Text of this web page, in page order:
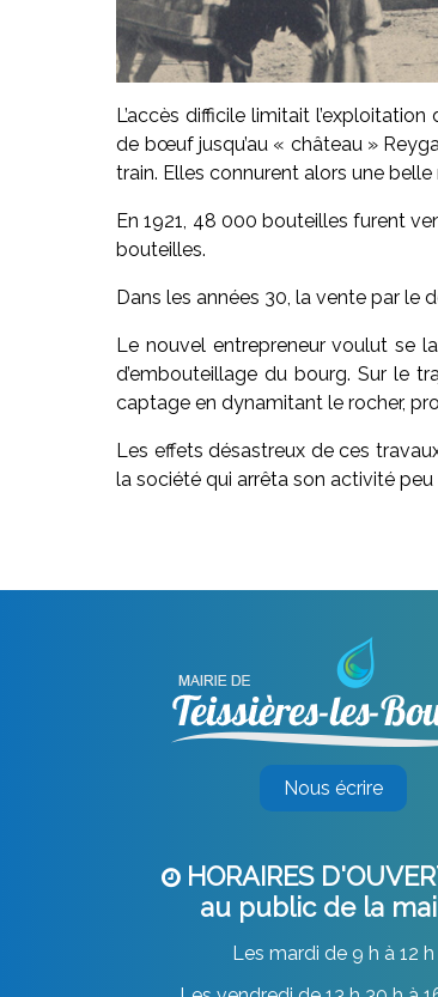
L’accès difficile limitait
de bœuf jusqu’au « château »
train. Elles connurent alors une
En 1921, 48 000 bouteilles furent
bouteilles.
Dans les années 30, la vente par le
Le nouvel entrepreneur voulut se
d’embouteillage du bourg. Sur le
captage en dynamitant le rocher,
Les effets désastreux de ces
la société qui arrêta son activité
Nous écrire
HORAIRES
au public de la
Les mardi de 9 h à 12 h